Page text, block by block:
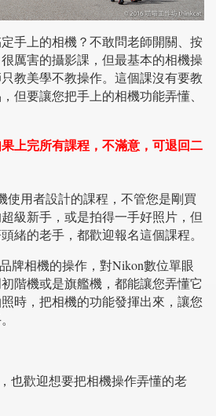
手上的相機？不敢問老師開關、按
厲害的攝影課，但最基本的相機操
教美學不教操作。這個課沒有要教
但要讓您把手上的相機功能弄懂、
上完所有課程，不滿意，可退回二
使用者設計的課程，不管您是剛買
級新手，或是拍得一手好照片，但
緒的老手，都歡迎報名這個課程。
牌相機的操作，對Nikon數位單眼
階機或是旗艦機，都能讓您弄懂它
時，把相機的功能發揮出來，讓您
也歡迎想要把相機操作弄懂的老